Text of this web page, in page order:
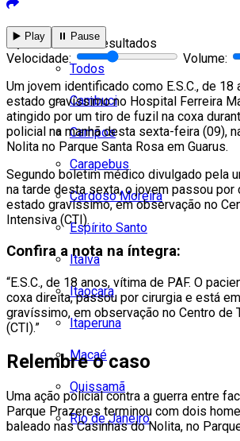
Cidades
Todos
Cambuci
Campos
Carapebus
Cardoso Moreira
Espírito Santo
Italva
Itaocara
Itaperuna
Macaé
Quissamã
Rio de Janeiro
Ver todos os resultados
▶️ Play ⏸️ Pause
Velocidade:
Volume:
Um jovem identificado como E.S.C., de 18
estado gravíssimo no Hospital Ferreira
atingido por um tiro de fuzil na coxa
policial na manhã desta sexta-feira (09),
Nolita no Parque Santa Rosa em Guarus.
Segundo boletim médico divulgado pela
na tarde desta sexta, o jovem passou por
estado gravíssimo, em observação no
Intensiva (CTI).
Confira a nota na íntegra:
“E.S.C., de 18 anos, vítima de PAF. O
coxa direita, passou por cirurgia e está
gravíssimo, em observação no Centro de
(CTI).”
Relembre o caso
Uma ação policial contra a guerra entre
Parque Prazeres terminou com dois
baleado nas Casinhas do Nolita, no